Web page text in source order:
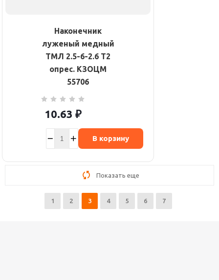
Наконечник
луженый медный
ТМЛ 2.5-6-2.6 Т2
опрес. КЗОЦМ
55706
10.63 ₽
В корзину
Показать еще
1 2 3 4 5 6 7